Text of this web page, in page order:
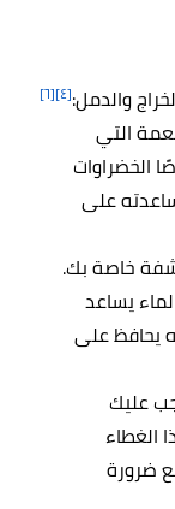
والدمل:[٤] [٦]
التي
الخضراوات
على
خاصة بك.
يساعد
يحافظ على
عليك
الغطاء
ضرورة